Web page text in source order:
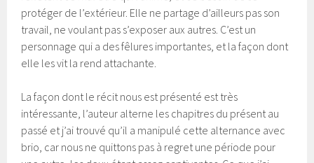
protéger de l’extérieur. Elle ne partage d’ailleurs pas son
travail, ne voulant pas s’exposer aux autres. C’est un
personnage qui a des fêlures importantes, et la façon dont
elle les vit la rend attachante.
La façon dont le récit nous est présenté est très
intéressante, l’auteur alterne les chapitres du présent au
passé et j’ai trouvé qu’il a manipulé cette alternance avec
brio, car nous ne quittons pas à regret une période pour